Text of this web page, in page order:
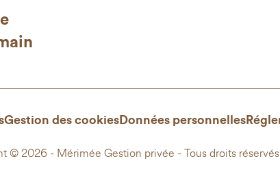
Gestion des cookiesDonnées personnelles
© 2026 - Mérimée Gestion privée - Tous droits